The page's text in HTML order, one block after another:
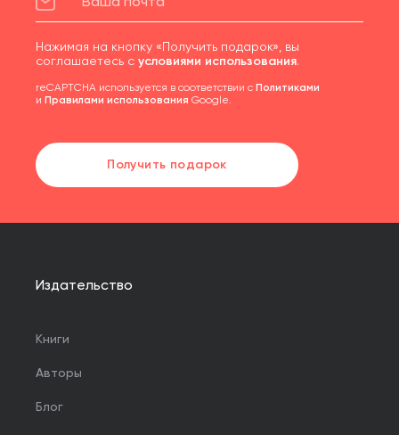
Нажимая на кнопку «Получить подарок», вы
соглашаетесь с условиями использования.
reCAPTCHA используется в соответствии с Политиками
и Правилами использования Google.
Получить подарок
Издательство
Книги
Авторы
Блог